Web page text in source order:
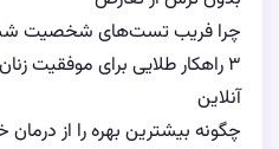
چرا فریب تست‌های شخصیت
آنلاین
چگونه بیشترین بهره را از درمان